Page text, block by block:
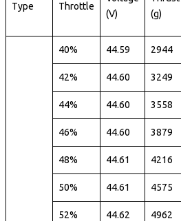
Type Throttle
(V)
(g)
40% 44.59 2944
42% 44.60 3249
44% 44.60 3558
46% 44.60 3879
48% 44.61 4216
50% 44.61 4575
52% 44.62 4962